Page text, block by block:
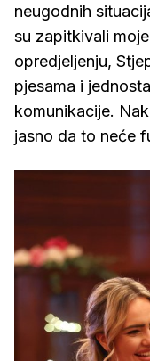
neugodnih
su zapitkivali
opredjeljenju,
pjesama i
komunikacije.
jasno da to neće